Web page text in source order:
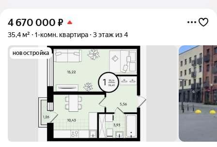
4 670 000 ₽
35,4 м² 1-комн. квартира 3 этаж из 4
новостройка